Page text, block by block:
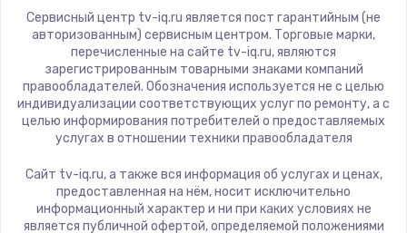
Заказать
Замена видеочипа
2745 руб.
Заказать
2600 руб.
Заказать
Yandex
National
iFFALCON
Tuvio
Nord
BenQ
Сервисный центр tv-iq.ru является пост гарантийным (не
авторизованным) сервисным центром. Торговые марки,
перечисленные на сайте tv-iq.ru, являются
зарегистрированным товарными знаками компаний
правообладателей. Обозначения используется не с целью
индивидуализации соответствующих услуг по ремонту, а с
целью информирования потребителей о предоставляемых
услугах в отношении техники правообладателя
Сайт tv-iq.ru, а также вся информация об услугах и ценах,
предоставленная на нём, носит исключительно
информационный характер и ни при каких условиях не
является публичной офертой, определяемой положениями